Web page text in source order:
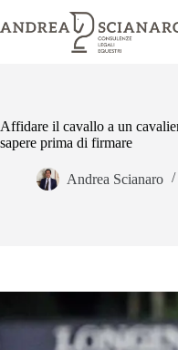
al
Affidare il cavallo a un
sapere prima di firmare
Andrea Scianaro